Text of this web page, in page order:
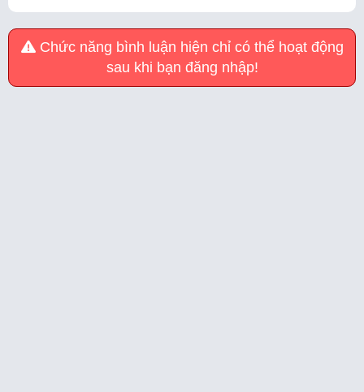
Chức năng bình luận hiện chỉ có thể hoạt động
sau khi bạn đăng nhập!